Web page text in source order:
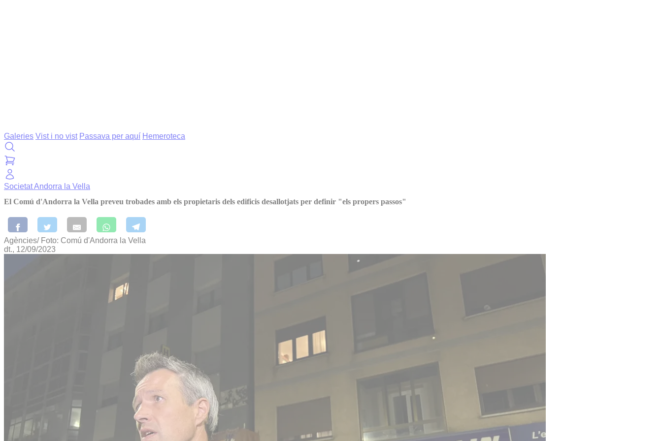
Galeries Vist i no vist Passava per aquí Hemeroteca
SocietatAndorra la Vella
El Comú d'Andorra la Vella preveu trobades amb els propietaris dels edificis desallotjats per definir "els propers passos"
Agències/ Foto: Comú d'Andorra la Vella
dt., 12/09/2023